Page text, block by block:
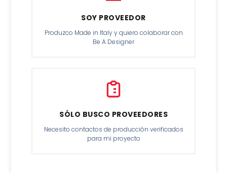
SOY PROVEEDOR
Produzco Made in Italy y quiero colaborar con
Be A Designer
SÓLO BUSCO PROVEEDORES
Necesito contactos de producción verificados
para mi proyecto